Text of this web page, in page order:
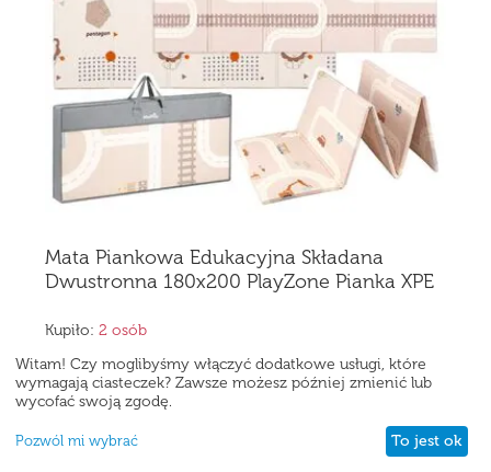
Mata Piankowa Edukacyjna Składana
Dwustronna 180x200 PlayZone Pianka XPE
Kupiło: 2 osób
Cena:69,90 zł
(Zawiera podatek)
KUP
Witam! Czy moglibyśmy włączyć dodatkowe usługi, które
wymagają ciasteczek? Zawsze możesz później zmienić lub
wycofać swoją zgodę.
Pozwól mi wybrać To jest ok